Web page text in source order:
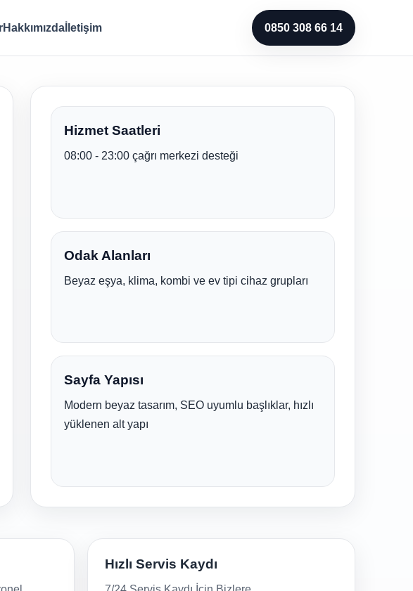
Hakkımızda İletişim 0850 308 66 14
Hizmet Saatleri
08:00 - 23:00 çağrı merkezi desteği
Odak Alanları
Beyaz eşya, klima, kombi ve ev tipi cihaz grupları
Sayfa Yapısı
Modern beyaz tasarım, SEO uyumlu başlıklar, hızlı
yüklenen alt yapı
Hızlı Servis Kaydı